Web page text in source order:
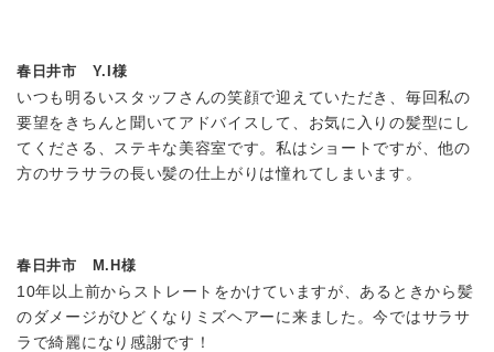
春日井市 Y.I様
いつも明るいスタッフさんの笑顔で迎えていただき、毎回私の
要望をきちんと聞いてアドバイスして、お気に入りの髪型にし
てくださる、ステキな美容室です。私はショートですが、他の
方のサラサラの長い髪の仕上がりは憧れてしまいます。
春日井市 M.H様
10年以上前からストレートをかけていますが、あるときから髪
のダメージがひどくなりミズヘアーに来ました。今ではサラサ
ラで綺麗になり感謝です！